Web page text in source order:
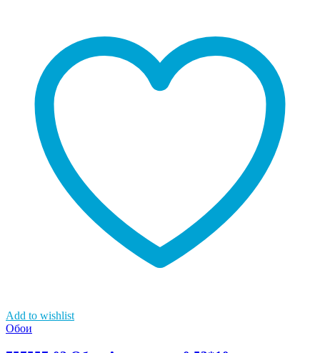
Add to wishlist
Обои